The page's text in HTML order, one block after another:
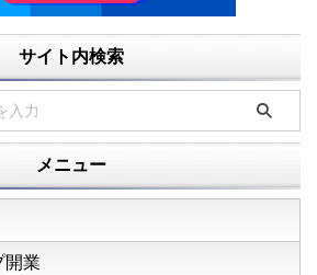
サイト内検索
メニュー
開業